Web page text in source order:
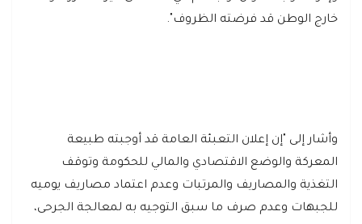
خارج الوطن قد فرضته الظروف".
وأشار إلى "إن إعلان التعبئة العامة قد أوجبته طبيعة
المعركة والوضع الاقتصادي والمالي للحكومة وتوقف
التغذية والمصاريف والمرتبات وعدم اعتماد مصاريف يوميه
للجبهات وعدم صرف ما سبق التوجيه به لمعالجة الجرحى،